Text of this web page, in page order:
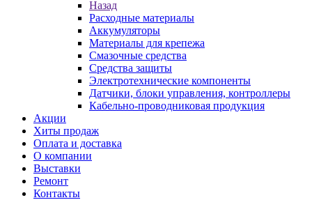
Назад
Расходные материалы
Аккумуляторы
Материалы для крепежа
Смазочные средства
Средства защиты
Электротехнические компоненты
Датчики, блоки управления, контроллеры
Кабельно-проводниковая продукция
Акции
Хиты продаж
Оплата и доставка
О компании
Выставки
Ремонт
Контакты